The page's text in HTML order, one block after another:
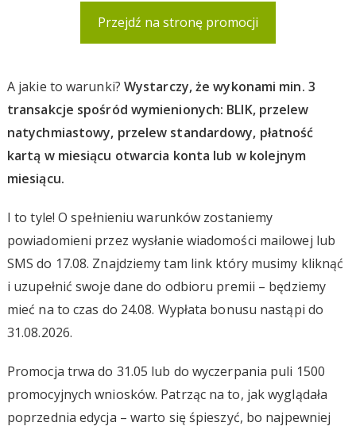
Przejdź na stronę promocji
A jakie to warunki? Wystarczy, że wykonami min. 3
transakcje spośród wymienionych: BLIK, przelew
natychmiastowy, przelew standardowy, płatność
kartą w miesiącu otwarcia konta lub w kolejnym
miesiącu.
I to tyle! O spełnieniu warunków zostaniemy
powiadomieni przez wysłanie wiadomości mailowej lub
SMS do 17.08. Znajdziemy tam link który musimy kliknąć
i uzupełnić swoje dane do odbioru premii – będziemy
mieć na to czas do 24.08. Wypłata bonusu nastąpi do
31.08.2026.
Promocja trwa do 31.05 lub do wyczerpania puli 1500
promocyjnych wniosków. Patrząc na to, jak wyglądała
poprzednia edycja – warto się śpieszyć, bo najpewniej